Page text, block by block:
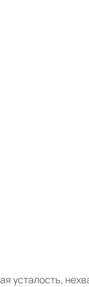
усталость,